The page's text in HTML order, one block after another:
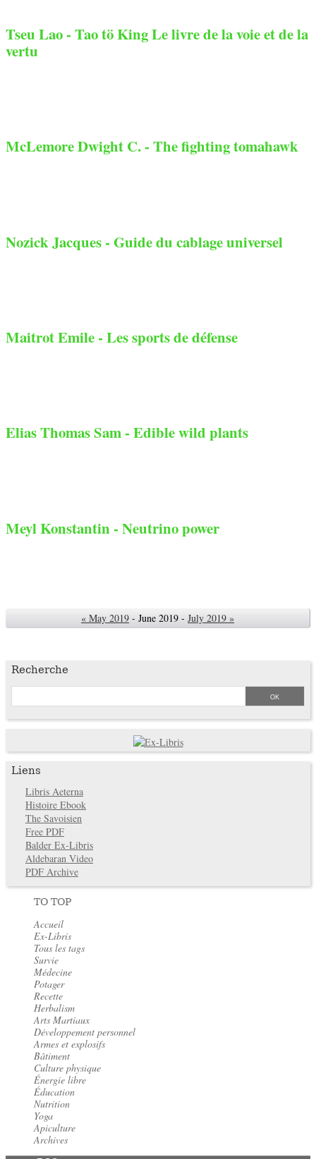
Tseu Lao - Tao tö King Le livre de la voie et de la
vertu
McLemore Dwight C. - The fighting tomahawk
Nozick Jacques - Guide du cablage universel
Maitrot Emile - Les sports de défense
Elias Thomas Sam - Edible wild plants
Meyl Konstantin - Neutrino power
« May 2019 - June 2019 - July 2019 »
Recherche
Liens
Libris Aeterna
Histoire Ebook
The Savoisien
Free PDF
Balder Ex-Libris
Aldebaran Video
PDF Archive
TO TOP
Accueil
Ex-Libris
Tous les tags
Survie
Médecine
Potager
Recette
Herbalism
Arts Martiaux
Développement personnel
Armes et explosifs
Bâtiment
Culture physique
Énergie libre
Éducation
Nutrition
Yoga
Apiculture
Archives